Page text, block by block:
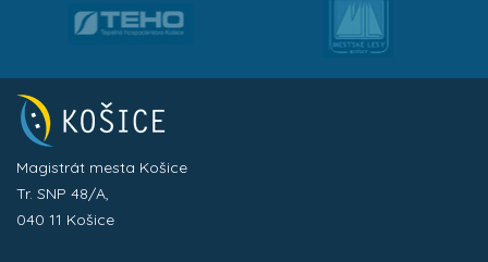
Magistrát mesta Košice
Tr. SNP 48/A,
040 11 Košice